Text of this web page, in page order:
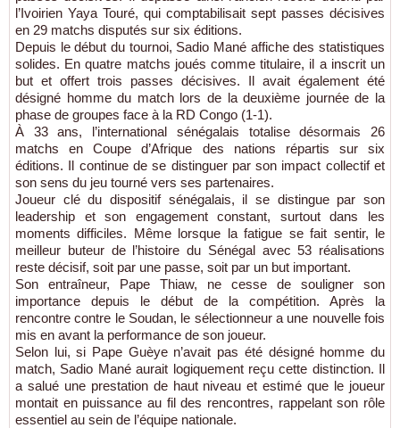
l’Ivoirien Yaya Touré, qui comptabilisait sept passes décisives
en 29 matchs disputés sur six éditions.
Depuis le début du tournoi, Sadio Mané affiche des statistiques
solides. En quatre matchs joués comme titulaire, il a inscrit un
but et offert trois passes décisives. Il avait également été
désigné homme du match lors de la deuxième journée de la
phase de groupes face à la RD Congo (1-1).
À 33 ans, l’international sénégalais totalise désormais 26
matchs en Coupe d’Afrique des nations répartis sur six
éditions. Il continue de se distinguer par son impact collectif et
son sens du jeu tourné vers ses partenaires.
Joueur clé du dispositif sénégalais, il se distingue par son
leadership et son engagement constant, surtout dans les
moments difficiles. Même lorsque la fatigue se fait sentir, le
meilleur buteur de l’histoire du Sénégal avec 53 réalisations
reste décisif, soit par une passe, soit par un but important.
Son entraîneur, Pape Thiaw, ne cesse de souligner son
importance depuis le début de la compétition. Après la
rencontre contre le Soudan, le sélectionneur a une nouvelle fois
mis en avant la performance de son joueur.
Selon lui, si Pape Guèye n’avait pas été désigné homme du
match, Sadio Mané aurait logiquement reçu cette distinction. Il
a salué une prestation de haut niveau et estimé que le joueur
montait en puissance au fil des rencontres, rappelant son rôle
essentiel au sein de l’équipe nationale.